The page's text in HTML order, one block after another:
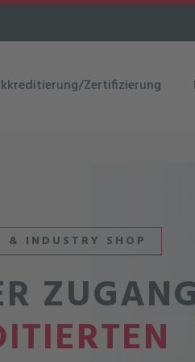
Zertifizierung
& INDUSTRY SHOP